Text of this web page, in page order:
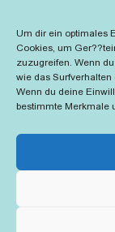
Um dir ein optimales
Cookies, um
zuzugreifen. Wenn
wie das Surfverhalten
Wenn du deine
bestimmte Merkmale
Lady
Ruttmann